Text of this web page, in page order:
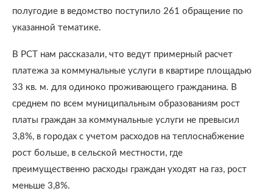
полугодие в ведомство поступило 261 обращение по
указанной тематике.
В РСТ нам рассказали, что ведут примерный расчет
платежа за коммунальные услуги в квартире площадью
33 кв. м. для одиноко проживающего гражданина. В
среднем по всем муниципальным образованиям рост
платы граждан за коммунальные услуги не превысил
3,8%, в городах с учетом расходов на теплоснабжение
рост больше, в сельской местности, где
преимущественно расходы граждан уходят на газ, рост
меньше 3,8%.